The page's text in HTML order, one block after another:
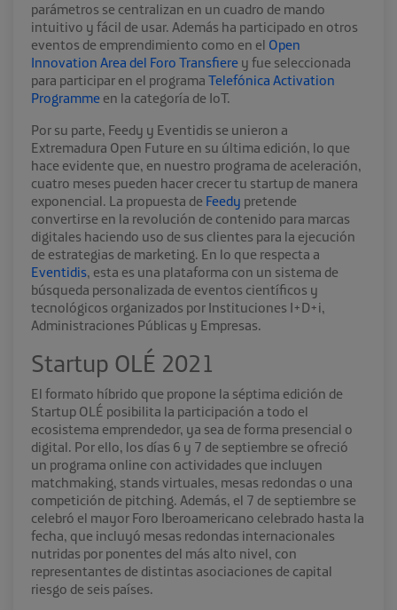
parámetros se centralizan en un cuadro de mando
intuitivo y fácil de usar. Además ha participado en otros
eventos de emprendimiento como en el Open
Innovation Area del Foro Transfiere y fue seleccionada
para participar en el programa Telefónica Activation
Programme en la categoría de IoT.
Por su parte, Feedy y Eventidis se unieron a
Extremadura Open Future en su última edición, lo que
hace evidente que, en nuestro programa de aceleración,
cuatro meses pueden hacer crecer tu startup de manera
exponencial. La propuesta de Feedy pretende
convertirse en la revolución de contenido para marcas
digitales haciendo uso de sus clientes para la ejecución
de estrategias de marketing. En lo que respecta a
Eventidis, esta es una plataforma con un sistema de
búsqueda personalizada de eventos científicos y
tecnológicos organizados por Instituciones I+D+i,
Administraciones Públicas y Empresas.
Startup OLÉ 2021
El formato híbrido que propone la séptima edición de
Startup OLÉ posibilita la participación a todo el
ecosistema emprendedor, ya sea de forma presencial o
digital. Por ello, los días 6 y 7 de septiembre se ofreció
un programa online con actividades que incluyen
matchmaking, stands virtuales, mesas redondas o una
competición de pitching. Además, el 7 de septiembre se
celebró el mayor Foro Iberoamericano celebrado hasta la
fecha, que incluyó mesas redondas internacionales
nutridas por ponentes del más alto nivel, con
representantes de distintas asociaciones de capital
riesgo de seis países.